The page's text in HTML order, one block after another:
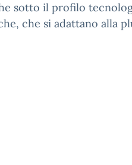
sotto il profilo
che si adattano alla